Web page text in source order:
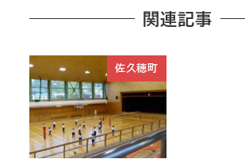
関連記事
佐久穂町